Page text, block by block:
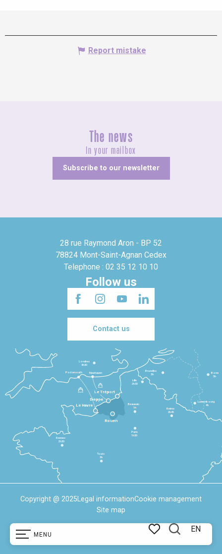
MENU
Voir les favoris
Search
EN
Report mistake
The news
In your mailbox
Subscribe to our newsletter
28 rue Raymond Aron - BP 52
78824 Mont-Saint-Agnan Cedex
Telephone : 02 35 12 10 10
Follow us
Contact us
Le Havre
Dieppe
Le Tréport
Rennes
2h30
Tours
3h
Paris
1h30
Beauvais
1h
Reims
2h45
Lille
2h30
Bruxelles
3h
Londres
3h30
Newhaven
Portsmouth
Bonn
5h
Luxembourg
4h
Rouen
Copyright @ 2025Legal informationCookie management
Site map